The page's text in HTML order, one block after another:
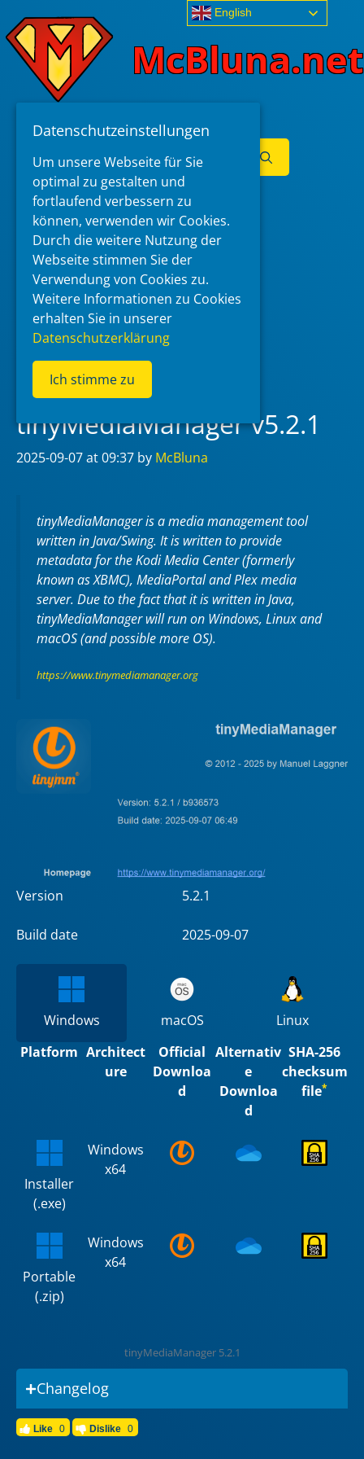
to
content
McBluna.net
for:
Menu
tinyMediaManager v5.2.1
2025-09-07at 09:37 by McBluna
tinyMediaManager is a media management tool
written in Java/Swing. It is written to provide
metadata for the Kodi Media Center (formerly
known as XBMC), MediaPortal and Plex media
server. Due to the fact that it is written in Java,
tinyMediaManager will run on Windows, Linux and
macOS (and possible more OS).
https://www.tinymediamanager.org
Version 5.2.1
Build date 2025-09-07
Windows macOS
Linux
Platform Architect
ure
Official
Downloa
d
Alternativ
e
Downloa
d
SHA-256
checksum
file*
Installer
(.exe)
Windows
x64
Portable
(.zip)
Windows
x64
tinyMediaManager 5.2.1
Changelog
Like 0 Dislike 0
English
Datenschutzeinstellungen
Um unsere Webseite für Sie
optimal zu gestalten und
fortlaufend verbessern zu
können, verwenden wir Cookies.
Durch die weitere Nutzung der
Webseite stimmen Sie der
Verwendung von Cookies zu.
Weitere Informationen zu Cookies
erhalten Sie in unserer
Datenschutzerklärung
Ich stimme zu